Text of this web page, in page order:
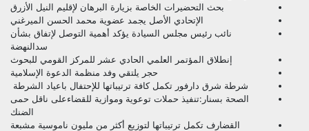
بحث التحضيرات الخاصة بزيارة البرهان لإقليم النيل الأزرق
الإتحادي الأصل يجمد عضوية محمد الحسن الميرغني
نائب رئيس مجلس السيادة يؤكد أهمية التوصل لإتفاق بشأن
سدالنهضة
إنطلاق المؤتمر العلمي الحادي عشر للمركز القومي للبحوث
حجر يلتقي وفد منظمة الدعوة الإسلامية
شرطة شرق دارفور تكمل كافة ترتيباتها للإحتفال باعياد الشرطة
الصحة بسنار:تنفيذ حملات توعوية وموازية للقضاءعلى ناقل حمى
الضنك
القضارف تكمل ترتيباتها لتوزيع أكثر من مليون ناموسية مشبعة